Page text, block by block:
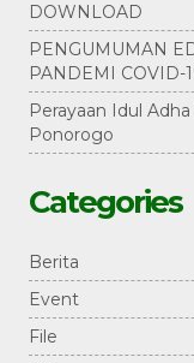
DOWNLOAD
PENGUMUMAN
PANDEMI COVID-
Perayaan Idul
Ponorogo
Categories
Berita
Event
File